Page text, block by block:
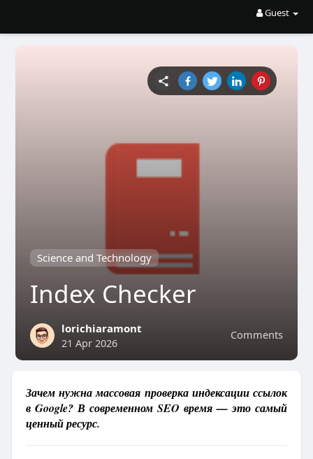
Guest
Science and Technology
Index Checker
Comments
lorichiaramont
21 Apr 2026
Зачем нужна массовая проверка индексации ссылок
в Google? В современном SEO время — это самый
ценный ресурс.